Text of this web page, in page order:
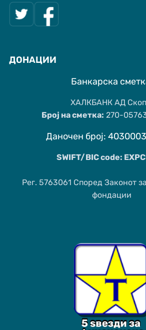
ДОНАЦИИ
Банкарска
ХАЛКБАНК АД
Број на сметка: 270-
Даночен број:
SWIFT/BIC code:
Рег. 5763061 Според Законот
фондации